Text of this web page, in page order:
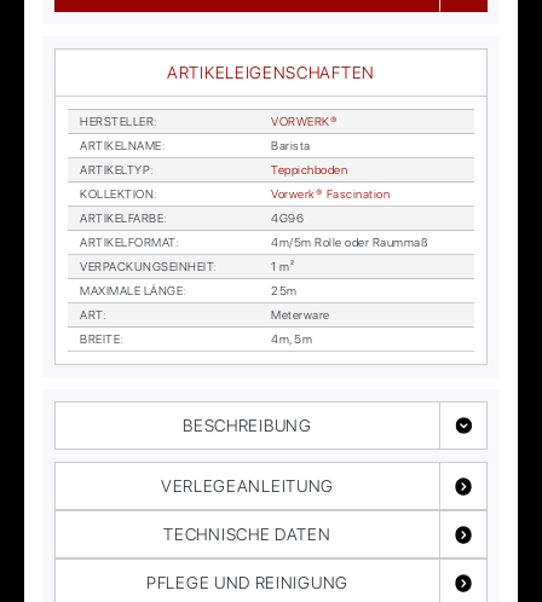
ARTIKELEIGENSCHAFTEN
HER­STEL­LER:
VOR­WER­K®
AR­TI­KEL­NA­ME:
Ba­ris­ta
AR­TI­KEL­TYP:
Tep­pich­bo­den
KOL­LEK­TI­ON:
Vor­wer­k® Fa­sci­na­ti­on
AR­TI­KEL­FAR­BE:
4G96
AR­TI­KEL­FOR­MAT:
4m/5m Rol­le oder Raum­maß
VER­PA­CKUNGS­EIN­HEIT:
1 m²
MA­XI­MA­LE LÄN­GE:
25m
ART:
Me­ter­wa­re
BREI­TE: 4m, 5m
BESCHREIBUNG
VERLEGEANLEITUNG
TECHNISCHE DATEN
PFLEGE UND REINIGUNG